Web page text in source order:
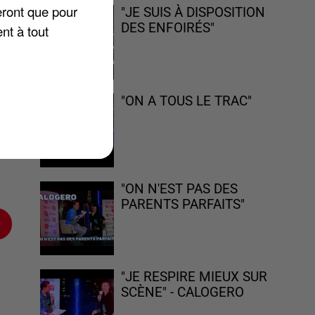
"JE SUIS À DISPOSITION
DES ENFOIRÉS"
"ON A TOUS LE TRAC"
"ON N'EST PAS DES
PARENTS PARFAITS"
"JE RESPIRE MIEUX SUR
SCÈNE" - CALOGERO
que pour
à tout